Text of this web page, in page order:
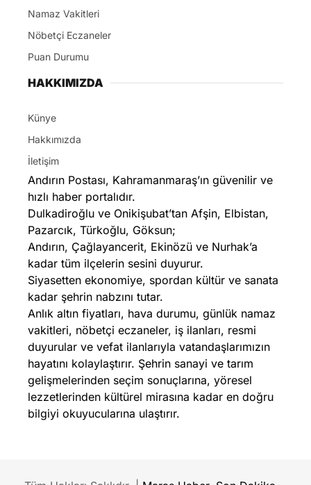
Namaz Vakitleri
Nöbetçi Eczaneler
Puan Durumu
HAKKIMIZDA
Künye
Hakkımızda
İletişim
Andırın Postası, Kahramanmaraş’ın güvenilir ve
hızlı haber portalıdır.
Dulkadiroğlu ve Onikişubat’tan Afşin, Elbistan,
Pazarcık, Türkoğlu, Göksun;
Andırın, Çağlayancerit, Ekinözü ve Nurhak’a
kadar tüm ilçelerin sesini duyurur.
Siyasetten ekonomiye, spordan kültür ve sanata
kadar şehrin nabzını tutar.
Anlık altın fiyatları, hava durumu, günlük namaz
vakitleri, nöbetçi eczaneler, iş ilanları, resmi
duyurular ve vefat ilanlarıyla vatandaşlarımızın
hayatını kolaylaştırır. Şehrin sanayi ve tarım
gelişmelerinden seçim sonuçlarına, yöresel
lezzetlerinden kültürel mirasına kadar en doğru
bilgiyi okuyucularına ulaştırır.